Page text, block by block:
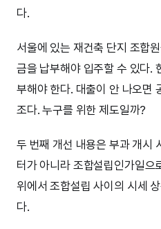
다.
서울에 있는 재건축 단지 조합
금을 납부해야 입주할 수 있다.
부해야 한다. 대출이 안 나오면
조다. 누구를 위한 제도일까?
두 번째 개선 내용은 부과 개시
터가 아니라 조합설립인가일으
위에서 조합설립 사이의 시세
다.